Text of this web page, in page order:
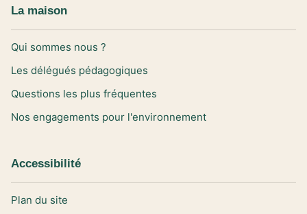
La maison
Qui sommes nous ?
Les délégués pédagogiques
Questions les plus fréquentes
Nos engagements pour l'environnement
Accessibilité
Plan du site